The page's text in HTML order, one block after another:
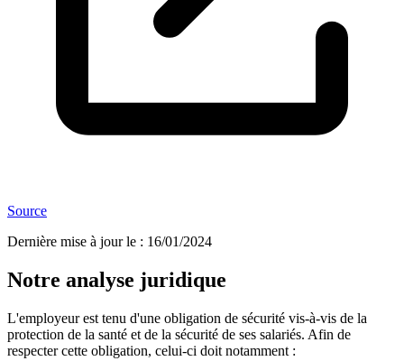
Source
Dernière mise à jour le : 16/01/2024
Notre analyse juridique
L'employeur est tenu d'une obligation de sécurité vis-à-vis de la
protection de la santé et de la sécurité de ses salariés. Afin de
respecter cette obligation, celui-ci doit notamment :